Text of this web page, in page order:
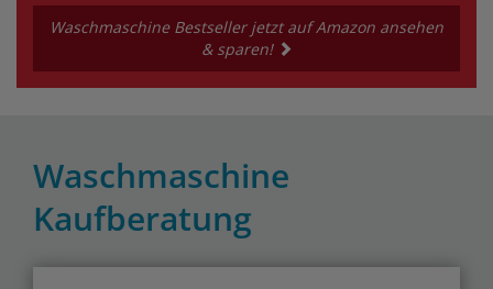
Waschmaschine Bestseller jetzt auf Amazon ansehen
& sparen!
Waschmaschine
Kaufberatung